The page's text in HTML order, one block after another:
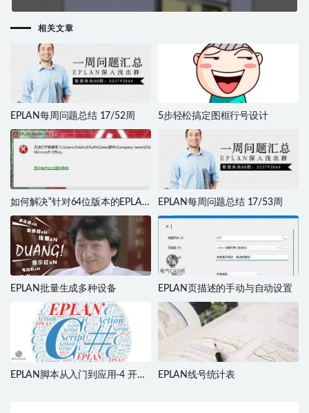
相关文章
EPLAN每周问题总结 17/52周 5步轻松搞定图框行号设计
如何解决“针对64位版本的EPLAN
平台…”
EPLAN每周问题总结 17/53周
EPLAN批量生成多种设备 EPLAN页描述的手动与自动设置
EPLAN脚本从入门到应用-4 开发
EPLAN线号统计表